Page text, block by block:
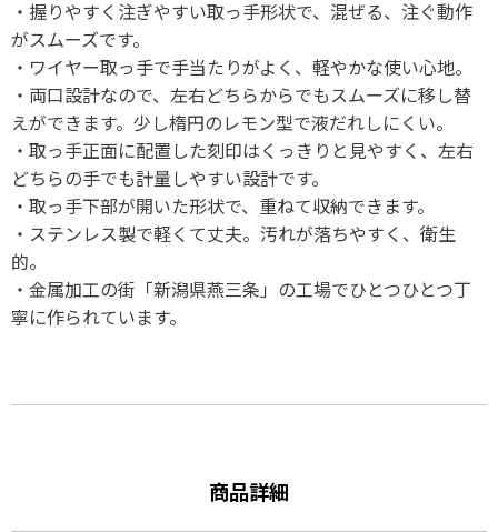
・握りやすく注ぎやすい取っ手形状で、混ぜる、注ぐ動作
がスムーズです。
・ワイヤー取っ手で手当たりがよく、軽やかな使い心地。
・両口設計なので、左右どちらからでもスムーズに移し替
えができます。少し楕円のレモン型で液だれしにくい。
・取っ手正面に配置した刻印はくっきりと見やすく、左右
どちらの手でも計量しやすい設計です。
・取っ手下部が開いた形状で、重ねて収納できます。
・ステンレス製で軽くて丈夫。汚れが落ちやすく、衛生
的。
・金属加工の街「新潟県燕三条」の工場でひとつひとつ丁
寧に作られています。
商品詳細